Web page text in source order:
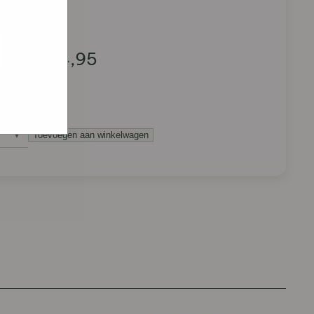
4,95
Toevoegen aan winkelwagen
Er
van